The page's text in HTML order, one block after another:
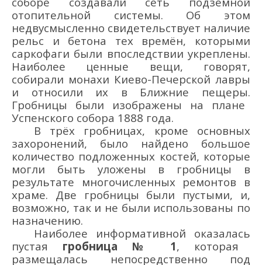
отопительной системы. Об этом
недвусмысленно свидетельствует наличие
рельс и бетона тех времён, которыми
саркофаги были впоследствии укреплены.
Наиболее ценные вещи, говорят,
собирали монахи Киево-Печерской лавры
и относили их в Ближние пещеры.
Гробницы были изображены на плане
Успенского собора 1888 года.
В трёх гробницах, кроме основных
захоронений, было найдено большое
количество подложенных костей, которые
могли быть уложены в гробницы в
результате многочисленных ремонтов в
храме. Две гробницы были пустыми, и,
возможно, так и не были использованы по
назначению.
Наиболее информативной оказалась
пустая гробница № 1, которая
размещалась непосредственно под